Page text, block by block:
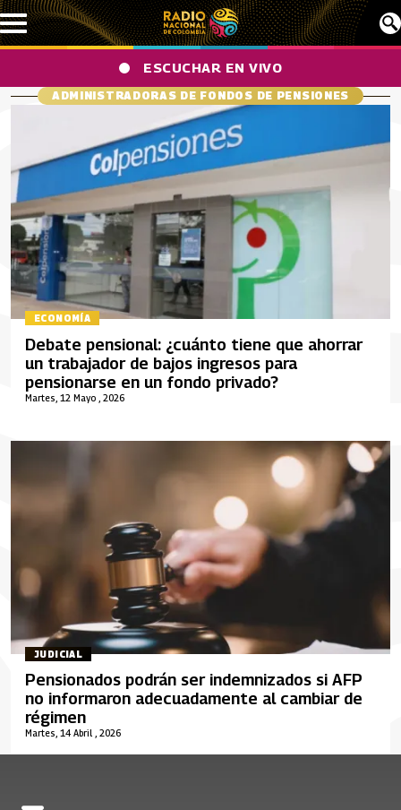
Pasar al contenido principal
ESCUCHAR EN VIVO
ADMINISTRADORAS DE FONDOS DE PENSIONES
ECONOMÍA
Martes, 12 Mayo , 2026
Debate pensional: ¿cuánto tiene que ahorrar
un trabajador de bajos ingresos para
pensionarse en un fondo privado?
JUDICIAL
Martes, 14 Abril , 2026
Pensionados podrán ser indemnizados si AFP
no informaron adecuadamente al cambiar de
régimen